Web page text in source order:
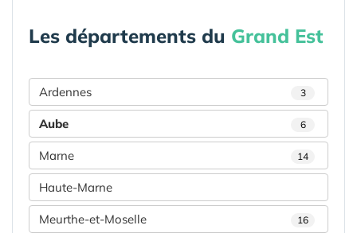
Les départements du Grand Est
Ardennes 3
Aube 6
Marne 14
Haute-Marne
Meurthe-et-Moselle 16